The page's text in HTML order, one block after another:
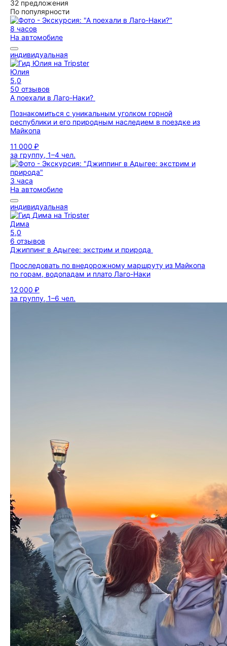
32 предложения
По популярности
8 часов
На автомобиле
индивидуальная
Юлия
5,0
50 отзывов
А поехали в Лаго-Наки?
Познакомиться с уникальным уголком горной
республики и его природным наследием в поездке из
Майкопа
11 000 ₽
за группу, 1–4 чел.
3 часа
На автомобиле
индивидуальная
Дима
5,0
6 отзывов
Джиппинг в Адыгее: экстрим и природа
Проследовать по внедорожному маршруту из Майкопа
по горам, водопадам и плато Лаго-Наки
12 000 ₽
за группу, 1–6 чел.